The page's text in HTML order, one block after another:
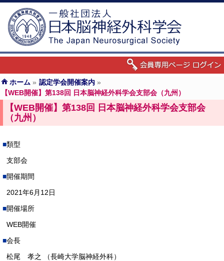
ホーム » 認定学会開催案内 »
【WEB開催】第138回 日本脳神経外科学会支部会（九州）
【WEB開催】第138回 日本脳神経外科学会支部会
（九州）
類型
支部会
開催期間
2021年6月12日
開催場所
WEB開催
会長
松尾 孝之 （長崎大学脳神経外科）